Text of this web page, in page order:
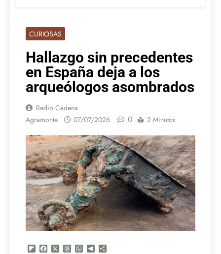
CURIOSAS
Hallazgo sin precedentes
en España deja a los
arqueólogos asombrados
Radio Cadena
Agramonte
07/07/2026 0 2 Minutos
Flipboard
Facebook
X Threads
WhatsApp
Telegram